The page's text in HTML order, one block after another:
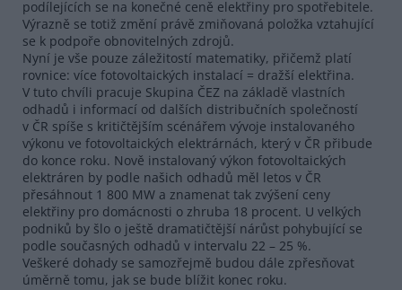
podílejících se na konečné ceně elektřiny pro spotřebitele.
Výrazně se totiž změní právě zmiňovaná položka vztahující
se k podpoře obnovitelných zdrojů.
Nyní je vše pouze záležitostí matematiky, přičemž platí
rovnice: více fotovoltaických instalací = dražší elektřina.
V tuto chvíli pracuje Skupina ČEZ na základě vlastních
odhadů i informací od dalších distribučních společností
v ČR spíše s kritičtějším scénářem vývoje instalovaného
výkonu ve fotovoltaických elektrárnách, který v ČR přibude
do konce roku. Nově instalovaný výkon fotovoltaických
elektráren by podle našich odhadů měl letos v ČR
přesáhnout 1 800 MW a znamenat tak zvýšení ceny
elektřiny pro domácnosti o zhruba 18 procent. U velkých
podniků by šlo o ještě dramatičtější nárůst pohybující se
podle současných odhadů v intervalu 22 – 25 %.
Veškeré dohady se samozřejmě budou dále zpřesňovat
úměrně tomu, jak se bude blížit konec roku.